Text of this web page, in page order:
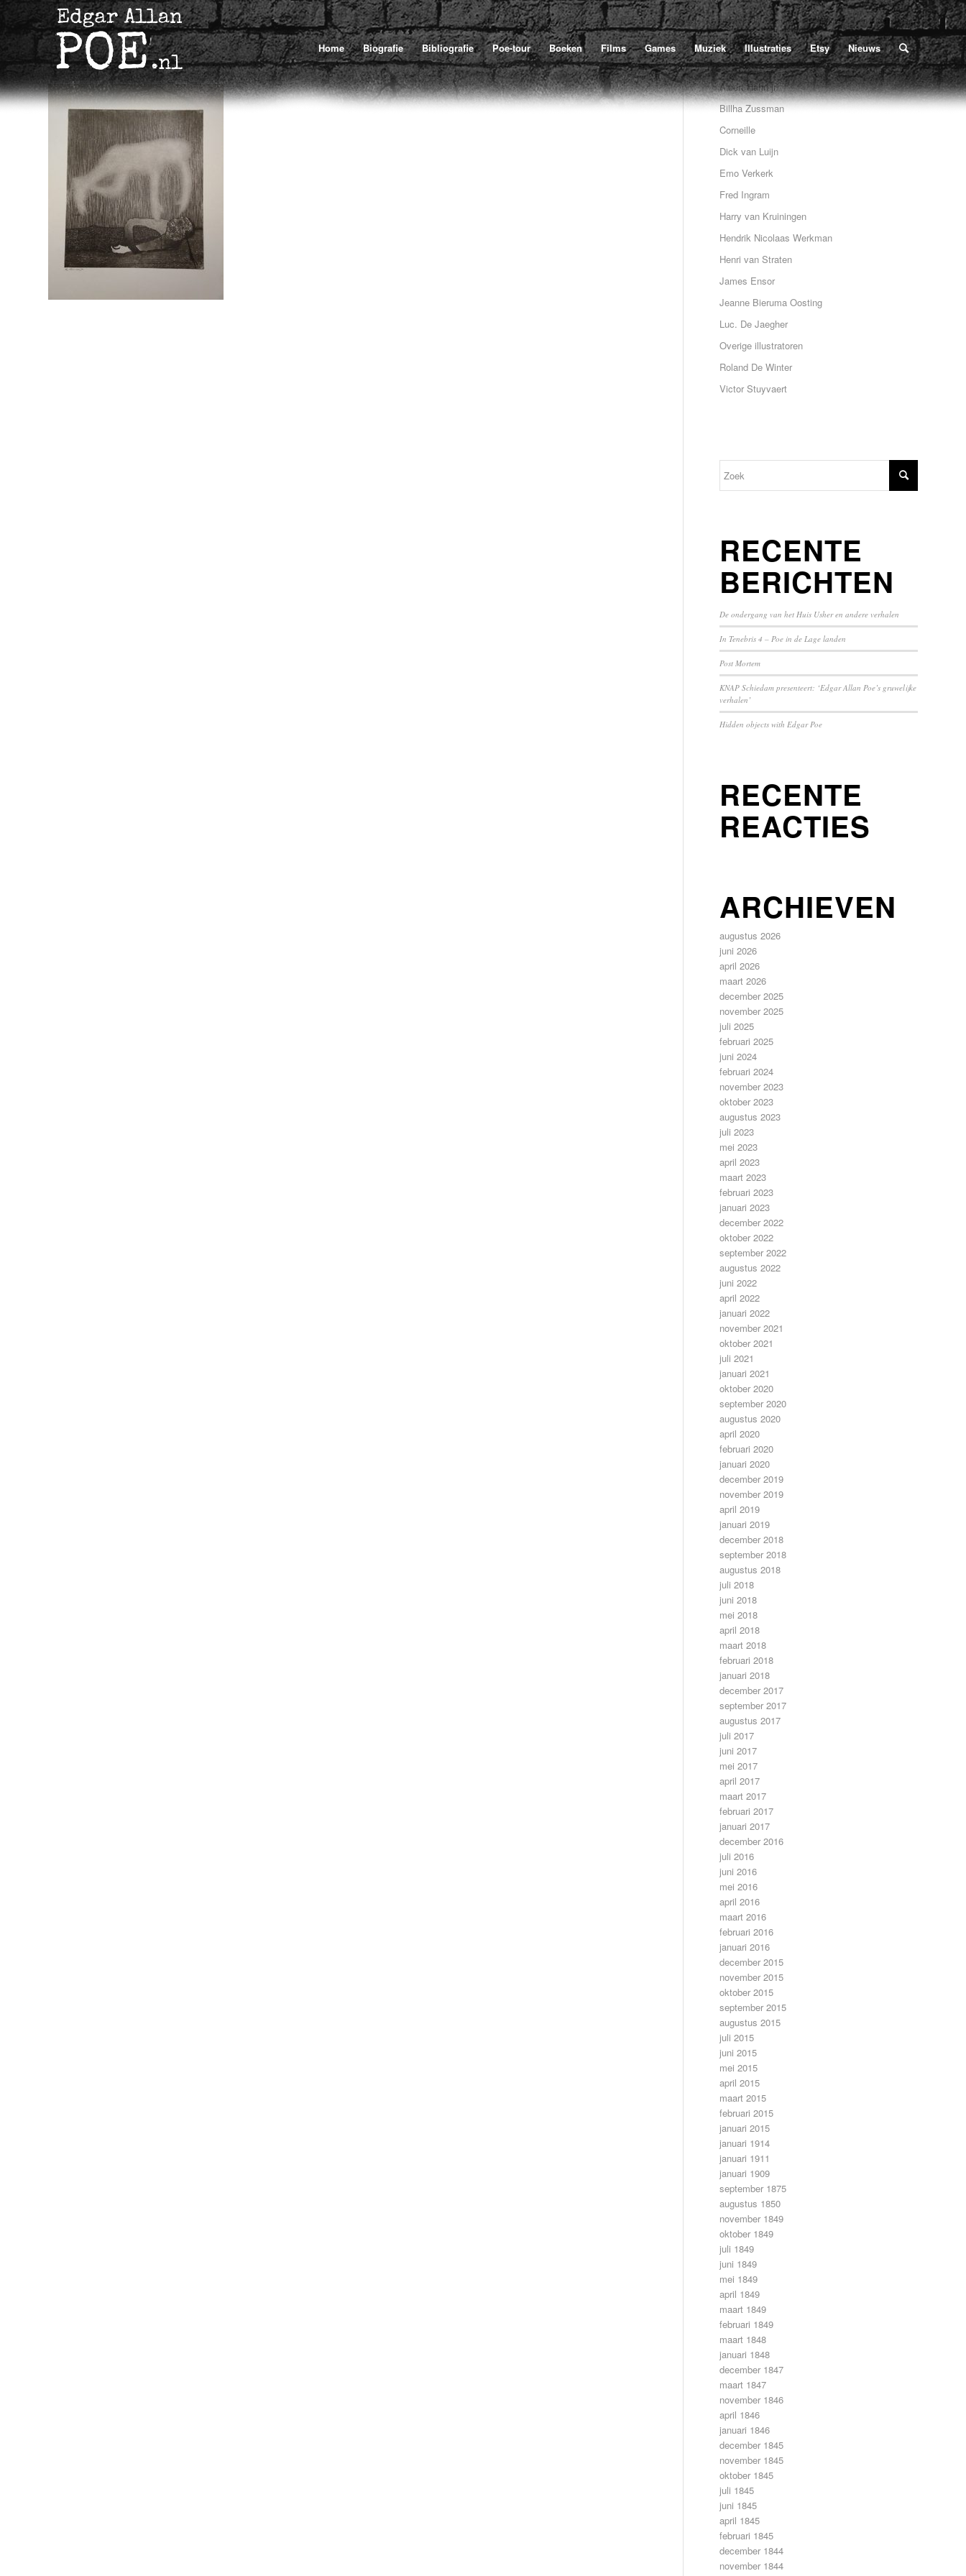
Home Biografie Bibliografie Poe-tour Boeken Films Games Muziek Illustraties Etsy Nieuws
U bevindt zich hier: Home / Poe / Illustraties / Harry van Kruiningen / Harry van Kruiningen (Het visioen in de bergen)
Albert Hahn jr.
Billha Zussman
Corneille
Dick van Luijn
Emo Verkerk
Fred Ingram
Harry van Kruiningen
Hendrik Nicolaas Werkman
Henri van Straten
James Ensor
Jeanne Bieruma Oosting
Luc. De Jaegher
Overige illustratoren
Roland De Winter
Victor Stuyvaert
RECENTE
BERICHTEN
De ondergang van het Huis Usher en andere verhalen
In Tenebris 4 – Poe in de Lage landen
Post Mortem
KNAP Schiedam presenteert: ‘Edgar Allan Poe’s gruwelijke
verhalen’
Hidden objects with Edgar Poe
RECENTE
REACTIES
ARCHIEVEN
augustus 2026
juni 2026
april 2026
maart 2026
december 2025
november 2025
juli 2025
februari 2025
juni 2024
februari 2024
november 2023
oktober 2023
augustus 2023
juli 2023
mei 2023
april 2023
maart 2023
februari 2023
januari 2023
december 2022
oktober 2022
september 2022
augustus 2022
juni 2022
april 2022
januari 2022
november 2021
oktober 2021
juli 2021
januari 2021
oktober 2020
september 2020
augustus 2020
april 2020
februari 2020
januari 2020
december 2019
november 2019
april 2019
januari 2019
december 2018
september 2018
augustus 2018
juli 2018
juni 2018
mei 2018
april 2018
maart 2018
februari 2018
januari 2018
december 2017
september 2017
augustus 2017
juli 2017
juni 2017
mei 2017
april 2017
maart 2017
februari 2017
januari 2017
december 2016
juli 2016
juni 2016
mei 2016
april 2016
maart 2016
februari 2016
januari 2016
december 2015
november 2015
oktober 2015
september 2015
augustus 2015
juli 2015
juni 2015
mei 2015
april 2015
maart 2015
februari 2015
januari 2015
januari 1914
januari 1911
januari 1909
september 1875
augustus 1850
november 1849
oktober 1849
juli 1849
juni 1849
mei 1849
april 1849
maart 1849
februari 1849
maart 1848
januari 1848
december 1847
maart 1847
november 1846
april 1846
januari 1846
december 1845
november 1845
oktober 1845
juli 1845
juni 1845
april 1845
februari 1845
december 1844
november 1844